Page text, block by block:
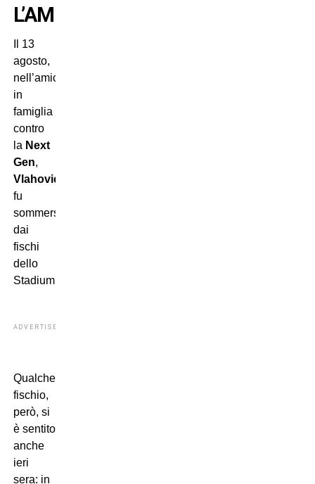
L’AMBIENTE
Il 13
agosto,
nell’amichevole
in
famiglia
contro
la Next
Gen,
Vlahovic
fu
sommerso
dai
fischi
dello
Stadium.
ADVERTISEMENT
Qualche
fischio,
però, si
è sentito
anche
ieri
sera: in